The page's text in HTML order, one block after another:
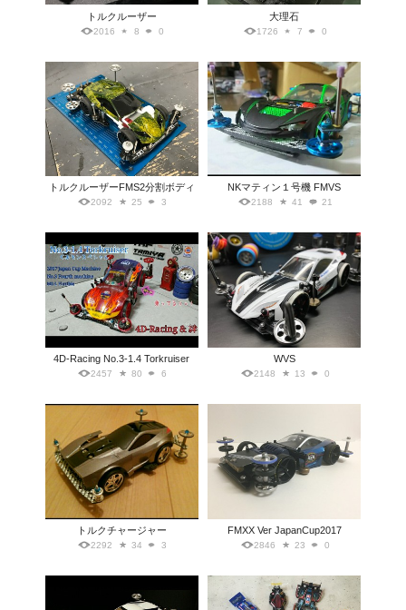
トルクルーザー
2016 8 0
大理石
1726 7 0
トルクルーザーFMS2分割ボディ
2092 25 3
NKマティン１号機 FMVS
2188 41 21
4D-Racing No.3-1.4 Torkruiser
2457 80 6
WVS
2148 13 0
トルクチャージャー
2292 34 3
FMXX Ver JapanCup2017
2846 23 0